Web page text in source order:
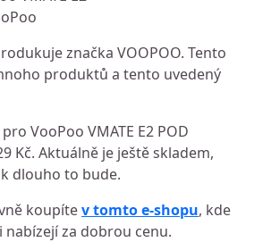
značka VOOPOO. Tento
produktů a tento uvedený
VooPoo VMATE E2 POD
Kč. Aktuálně je ještě skladem,
dlouho to bude.
koupítev tomto e-shopu, kde
nabízejí za dobrou cenu.